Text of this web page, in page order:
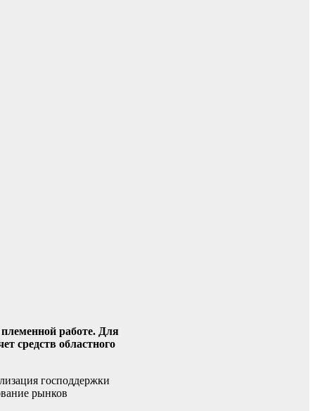
работе. Для
средств областного
господдержки
рынков